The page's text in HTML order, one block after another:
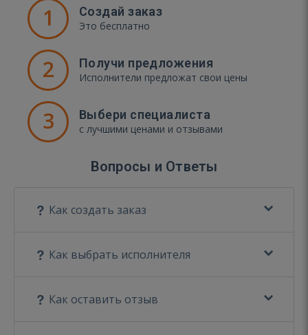
1 Создай заказ
Это бесплатно
2 Получи предложения
Исполнители предложат свои цены
3 Выбери специалиста
с лучшими ценами и отзывами
Вопросы и Ответы
Как создать заказ
Как выбрать исполнителя
Как оставить отзыв